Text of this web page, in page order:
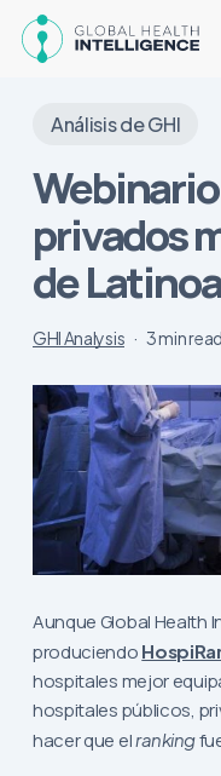
Análisis de GHI
privados
de
GHI Analysis 3 min read
Aunque Global Health
produciendo
hospitales mejor
hospitales públicos,
hacer que elranking